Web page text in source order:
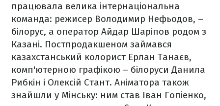
працювала велика інтернаціональна
команда: режисер Володимир Нефьодов, –
білорус, а оператор Айдар Шаріпов родом з
Казані. Постпродакшеном займався
казахстанський колорист Ерлан Танаєв,
комп'ютерною графікою – білоруси Данила
Рибкін і Олексій Стант. Аніматора також
знайшли у Мінську: ним став Іван Гопіенко,